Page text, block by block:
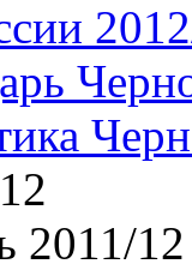
2011/12